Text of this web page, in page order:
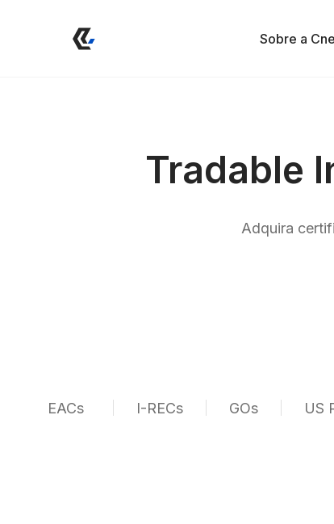
Sobre a
Tradable
Adquira
EACs I-RECs GOs US